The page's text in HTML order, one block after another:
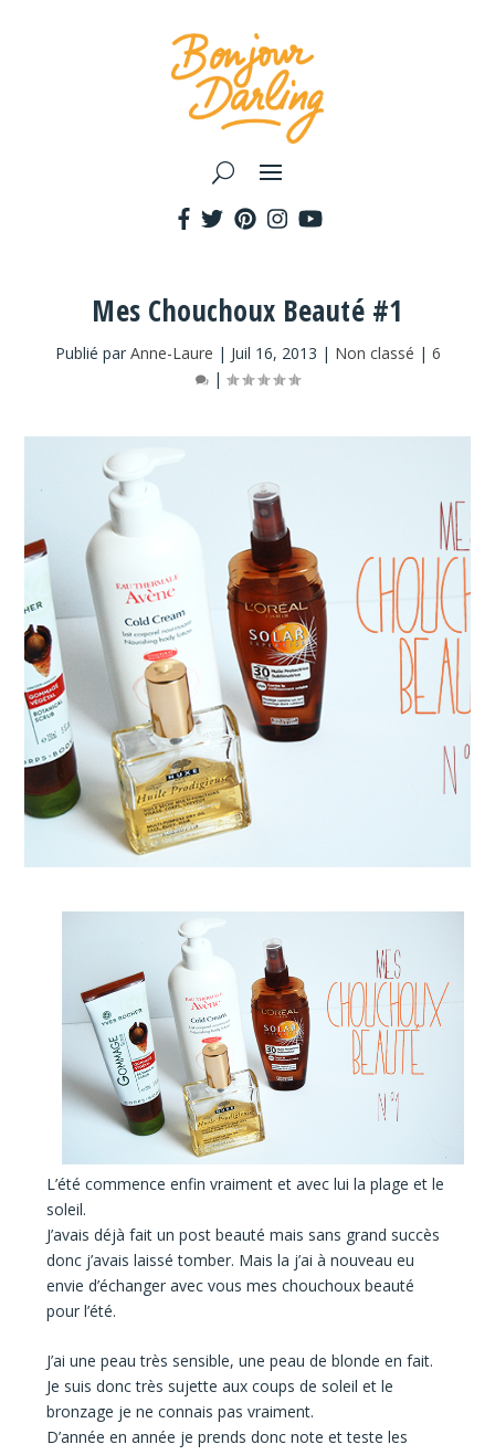
Mes Chouchoux Beauté #1
Publié par Anne-Laure | Juil 16, 2013 | Non classé | 6
|
L’été commence enfin vraiment et avec luila plage et le
soleil.
J’avais déjà fait un post beauté mais sans grand succès
donc j’avais laissé tomber. Mais la j’ai à nouveau eu
envie d’échanger avec vous mes chouchoux beauté
pour l’été.
J’aiune peau très sensible, unepeau de blonde en fait.
Je suis donc très sujette auxcoups de soleilet le
bronzage je ne connais pas vraiment.
D’année en année je prends donc note etteste les